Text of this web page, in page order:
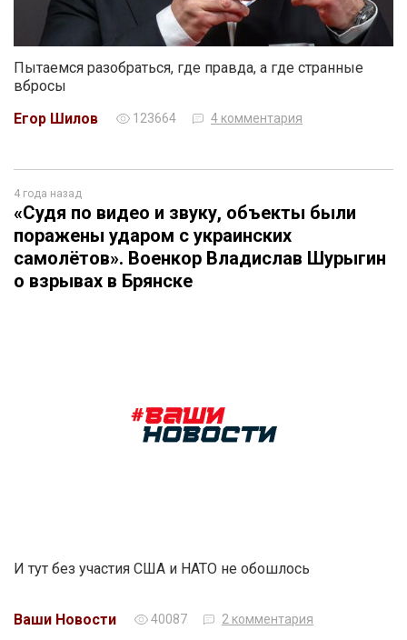
Пытаемся разобраться, где правда, а где странные
вбросы
Егор Шилов
123664 4 комментария
4 года назад
«Судя по видео и звуку, объекты были
поражены ударом с украинских
самолётов». Военкор Владислав Шурыгин
о взрывах в Брянске
И тут без участия США и НАТО не обошлось
Ваши Новости 40087 2 комментария